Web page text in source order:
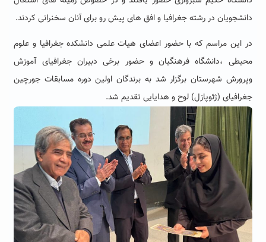
دانشجویان در رشته جغرافیا و افق های پیش رو برای آنان سخنرانی کردند.
در این مراسم که با حضور اعضای هیات علمی دانشکده جغرافیا و علوم
محیطی ،دانشگاه فرهنگیان و حضور برخی دبیران جغرافیای آموزش
وپرورش شهرستان برگزار شد به برندگان اولین دوره مسابقات جورچین
جغرافیای (ژئوپازل) لوح و هدایایی تقدیم شد.